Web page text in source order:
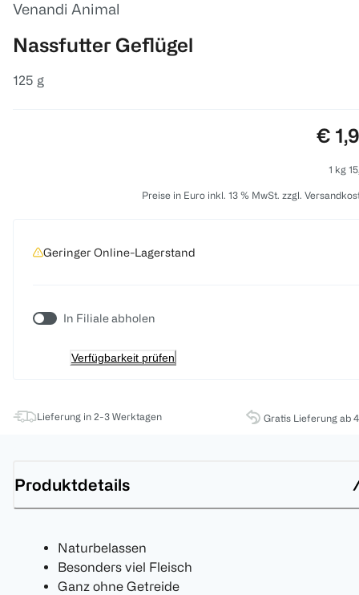
Venandi Animal
Nassfutter Geflügel
125 g
€
1 kg
Preise in Euro inkl. 13 % MwSt. zzgl.
Geringer Online-Lagerstand
In Filiale abholen
Verfügbarkeit prüfen
Lieferung in 2-3 Werktagen Gratis Lieferung ab
Produktdetails
Naturbelassen
Besonders viel Fleisch
Ganz ohne Getreide